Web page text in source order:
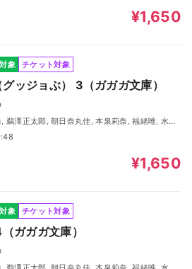
¥1,650
象 チケット対象
ッジョぶ） 3（ガガガ文庫）
咲
¥1,650
象 チケット対象
ガガガ文庫）